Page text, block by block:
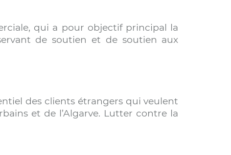
qui a pour objectif principal la
de soutien et de soutien aux
des clients étrangers qui veulent
et de l’Algarve. Lutter contre la